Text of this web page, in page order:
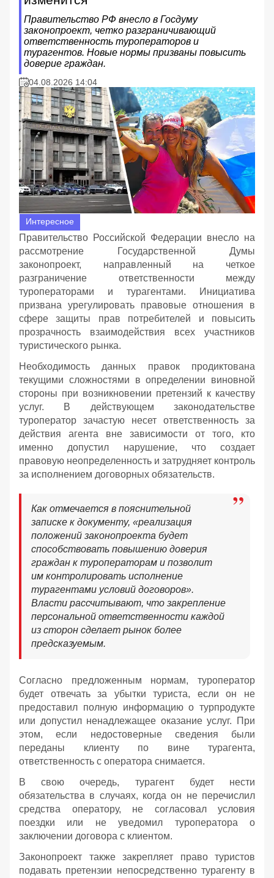
Правительство РФ внесло в Госдуму
законопроект, четко разграничивающий
ответственность туроператоров и
турагентов. Новые нормы призваны повысить
доверие граждан.
04.08.2026 14:04
Интересное
Правительство Российской Федерации внесло на
рассмотрение Государственной Думы
законопроект, направленный на четкое
разграничение ответственности между
туроператорами и турагентами. Инициатива
призвана урегулировать правовые отношения в
сфере защиты прав потребителей и повысить
прозрачность взаимодействия всех участников
туристического рынка.
Необходимость данных правок продиктована
текущими сложностями в определении виновной
стороны при возникновении претензий к качеству
услуг. В действующем законодательстве
туроператор зачастую несет ответственность за
действия агента вне зависимости от того, кто
именно допустил нарушение, что создает
правовую неопределенность и затрудняет контроль
за исполнением договорных обязательств.
Как отмечается в пояснительной
записке к документу, «реализация
положений законопроекта будет
способствовать повышению доверия
граждан к туроператорам и позволит
им контролировать исполнение
турагентами условий договоров».
Власти рассчитывают, что закрепление
персональной ответственности каждой
из сторон сделает рынок более
предсказуемым.
Согласно предложенным нормам, туроператор
будет отвечать за убытки туриста, если он не
предоставил полную информацию о турпродукте
или допустил ненадлежащее оказание услуг. При
этом, если недостоверные сведения были
переданы клиенту по вине турагента,
ответственность с оператора снимается.
В свою очередь, турагент будет нести
обязательства в случаях, когда он не перечислил
средства оператору, не согласовал условия
поездки или не уведомил туроператора о
заключении договора с клиентом.
Законопроект также закрепляет право туристов
подавать претензии непосредственно турагенту в